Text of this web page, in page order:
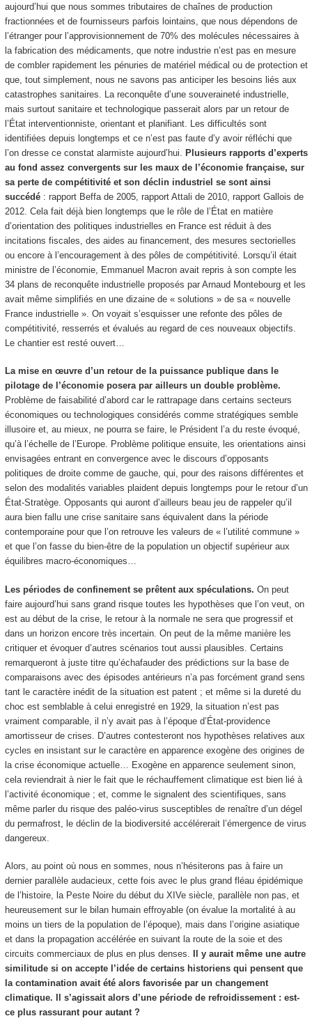
aujourd’hui que nous sommes tributaires de chaînes de production
fractionnées et de fournisseurs parfois lointains, que nous dépendons de
l’étranger pour l’approvisionnement de 70% des molécules nécessaires à
la fabrication des médicaments, que notre industrie n’est pas en mesure
de combler rapidement les pénuries de matériel médical ou de protection et
que, tout simplement, nous ne savons pas anticiper les besoins liés aux
catastrophes sanitaires. La reconquête d’une souveraineté industrielle,
mais surtout sanitaire et technologique passerait alors par un retour de
l’État interventionniste, orientant et planifiant. Les difficultés sont
identifiées depuis longtemps et ce n’est pas faute d’y avoir réfléchi que
l’on dresse ce constat alarmiste aujourd’hui. Plusieurs rapports d’experts
au fond assez convergents sur les maux de l’économie française, sur
sa perte de compétitivité et son déclin industriel se sont ainsi
succédé: rapport Beffa de 2005, rapport Attali de 2010, rapport Gallois de
2012. Cela fait déjà bien longtemps que le rôle de l’État en matière
d’orientation des politiques industrielles en France est réduit à des
incitations fiscales, des aides au financement, des mesures sectorielles
ou encore à l’encouragement à des pôles de compétitivité. Lorsqu’il était
ministre de l’économie, Emmanuel Macron avait repris à son compte les
34 plans de reconquête industrielle proposés par Arnaud Montebourg et les
avait même simplifiés en une dizaine de « solutions » de sa « nouvelle
France industrielle ». On voyait s’esquisser une refonte des pôles de
compétitivité, resserrés et évalués au regard de ces nouveaux objectifs.
Le chantier est resté ouvert…
La mise en œuvre d’un retour de la puissance publique dans le
pilotage de l’économie posera par ailleurs un double problème.
Problème de faisabilité d’abord car le rattrapage dans certains secteurs
économiques ou technologiques considérés comme stratégiques semble
illusoire et, au mieux, ne pourra se faire, le Président l’a du reste évoqué,
qu’à l’échelle de l’Europe. Problème politique ensuite, les orientations ainsi
envisagées entrant en convergence avec le discours d’opposants
politiques de droite comme de gauche, qui, pour des raisons différentes et
selon des modalités variables plaident depuis longtemps pour le retour d’un
État-Stratège. Opposants qui auront d’ailleurs beau jeu de rappeler qu’il
aura bien fallu une crise sanitaire sans équivalent dans la période
contemporaine pour que l’on retrouve les valeurs de « l’utilité commune »
et que l’on fasse du bien-être de la population un objectif supérieur aux
équilibres macro-économiques…
Les périodes de confinement se prêtent aux spéculations. On peut
faire aujourd’hui sans grand risque toutes les hypothèses que l’on veut, on
est au début de la crise, le retour à la normale ne sera que progressif et
dans un horizon encore très incertain. On peut de la même manière les
critiquer et évoquer d’autres scénarios tout aussi plausibles. Certains
remarqueront à juste titre qu’échafauder des prédictions sur la base de
comparaisons avec des épisodes antérieurs n’a pas forcément grand sens
tant le caractère inédit de la situation est patent ; et même si la dureté du
choc est semblable à celui enregistré en 1929, la situation n’est pas
vraiment comparable, il n’y avait pas à l’époque d’État-providence
amortisseur de crises. D’autres contesteront nos hypothèses relatives aux
cycles en insistant sur le caractère en apparence exogène des origines de
la crise économique actuelle… Exogène en apparence seulement sinon,
cela reviendrait à nier le fait que le réchauffement climatique est bien lié à
l’activité économique ; et, comme le signalent des scientifiques, sans
même parler du risque des paléo-virus susceptibles de renaître d’un dégel
du permafrost, le déclin de la biodiversité accélérerait l’émergence de virus
dangereux.
Alors, au point où nous en sommes, nous n’hésiterons pas à faire un
dernier parallèle audacieux, cette fois avec le plus grand fléau épidémique
de l’histoire, la Peste Noire du début du XIVe siècle, parallèle non pas, et
heureusement sur le bilan humain effroyable (on évalue la mortalité à au
moins un tiers de la population de l’époque), mais dans l’origine asiatique
et dans la propagation accélérée en suivant la route de la soie et des
circuits commerciaux de plus en plus denses.
Il y aurait même une autre
similitude si on accepte l’idée de certains historiens qui pensent que
la contamination avait été alors favorisée par un changement
climatique. Il s’agissait alors d’une période de refroidissement : est-
ce plus rassurant pour autant ?